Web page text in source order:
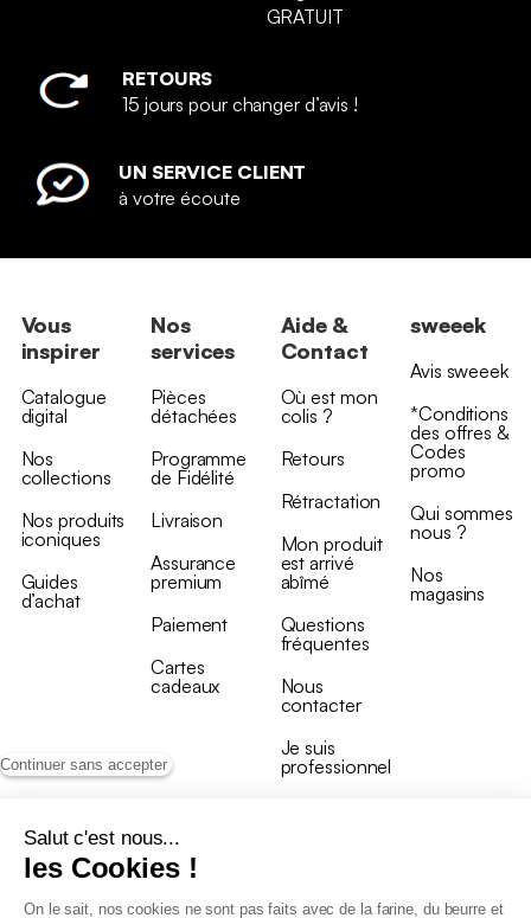
Continuer sans accepter
Salut c'est nous...
les Cookies !
On le sait, nos cookies ne sont pas faits avec de la farine, du beurre et
GRATUIT
RETOURS
15 jours pour changer d’avis !
UN SERVICE CLIENT
à votre écoute
Vous
inspirer
Catalogue
digital
Nos
collections
Nos produits
iconiques
Guides
d’achat
Nos
services
Pièces
détachées
Programme
de Fidélité
Livraison
Assurance
premium
Paiement
Cartes
cadeaux
Aide &
Contact
Où est mon
colis ?
Retours
Rétractation
Mon produit
est arrivé
abîmé
Questions
fréquentes
Nous
contacter
Je suis
professionnel
sweeek
Avis sweeek
*Conditions
des offres &
Codes
promo
Qui sommes
nous ?
Nos
magasins
Conditions générales de vente